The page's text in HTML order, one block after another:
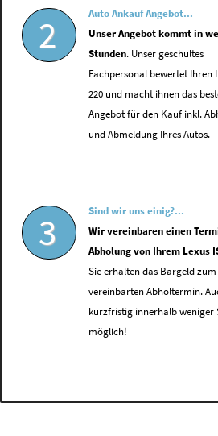
2
Auto Ankauf Angebot...
Unser Angebot kommt in
Stunden. Unser geschultes
Fachpersonal bewertet Ihren
220 und macht ihnen das
Angebot für den Kauf inkl.
und Abmeldung Ihres Autos.
3
Sind wir uns einig?...
Wir vereinbaren einen
Abholung von Ihrem Lexus
Sie erhalten das Bargeld zum
vereinbarten Abholtermin.
kurzfristig innerhalb weniger
möglich!